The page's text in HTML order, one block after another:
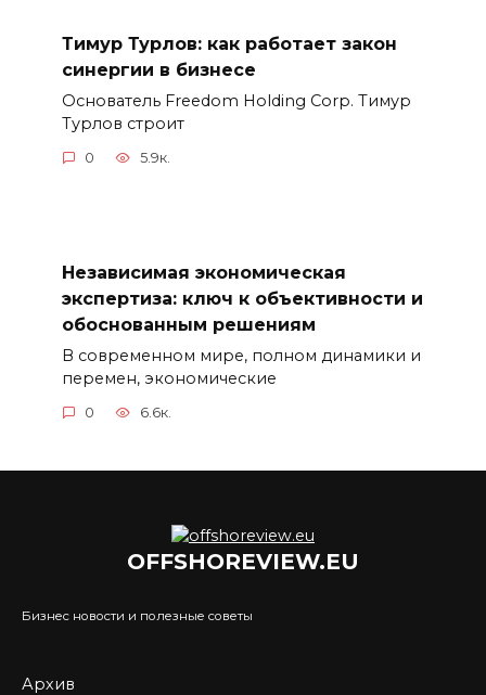
Тимур Турлов: как работает закон
синергии в бизнесе
Основатель Freedom Holding Corp. Тимур
Турлов строит
0 5.9к.
Независимая экономическая
экспертиза: ключ к объективности и
обоснованным решениям
В современном мире, полном динамики и
перемен, экономические
0 6.6к.
OFFSHOREVIEW.EU
Бизнес новости и полезные советы
Архив